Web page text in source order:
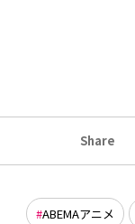
Share
ABEMAアニメ